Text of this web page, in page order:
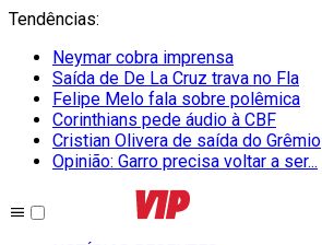
Tendências:
Neymar cobra imprensa
Saída de De La Cruz trava no Fla
Felipe Melo fala sobre polêmica
Corinthians pede áudio à CBF
Cristian Olivera de saída do Grêmio
Opinião: Garro precisa voltar a ser...